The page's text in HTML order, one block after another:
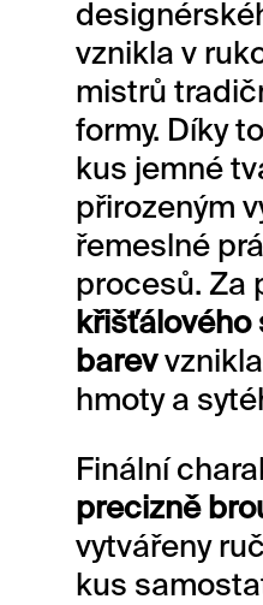
vznikla v
mistrů
formy. Díky
kus jemné
přirozeným
řemeslné
procesů. Za
křišťálového
barev
hmoty a
Finální
precizně
vytvářeny
kus